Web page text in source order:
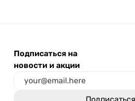
Подписаться на
новости и акции